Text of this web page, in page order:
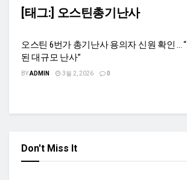
[태그:] 오스틴총기난사
오스틴 6번가 총기난사 용의자 신원 확인 …
된 대규모 난사”
BYADMIN 3월 2, 2026 0
Don't Miss It
TEXASN USA 사회